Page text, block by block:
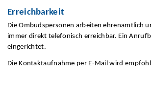
Erreichbarkeit
Die Ombudspersonen arbeiten ehrenamtlich
immer direkt telefonisch erreichbar. Ein
eingerichtet.
Die Kontaktaufnahme per E-Mail wird